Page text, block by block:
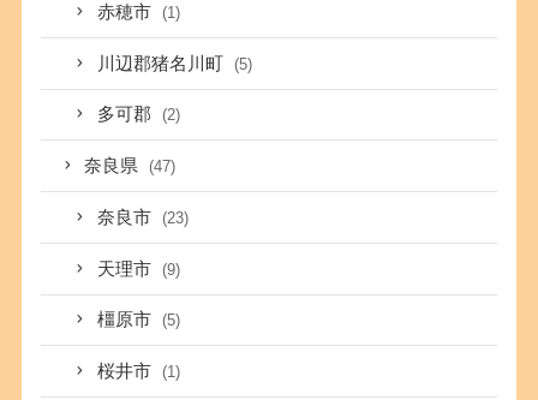
赤穂市 (1)
川辺郡猪名川町 (5)
多可郡 (2)
奈良県 (47)
奈良市 (23)
天理市 (9)
橿原市 (5)
桜井市 (1)